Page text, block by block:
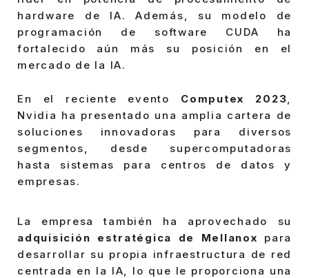
hardware de IA. Además, su modelo de
programación de software CUDA ha
fortalecido aún más su posición en el
mercado de la IA.
En el reciente evento Computex 2023,
Nvidia ha presentado una amplia cartera de
soluciones innovadoras para diversos
segmentos, desde supercomputadoras
hasta sistemas para centros de datos y
empresas.
La empresa también ha aprovechado su
adquisición estratégica de Mellanox para
desarrollar su propia infraestructura de red
centrada en la IA, lo que le proporciona una